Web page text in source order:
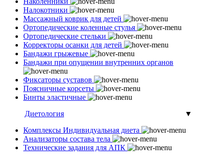
Налокотники
Массажный коврик для детей
Ортопедические коленные стулья
Ортопедические стельки
Корректоры осанки для детей
Бандажи грыжевые
Бандажи при опущении внутренних органов
Фиксаторы суставов
Поясничные корсеты
Бинты эластичные
Диетология
▼
Комплексы Индивидуальная диета
Анализаторы состава тела
Технические задания для АПК